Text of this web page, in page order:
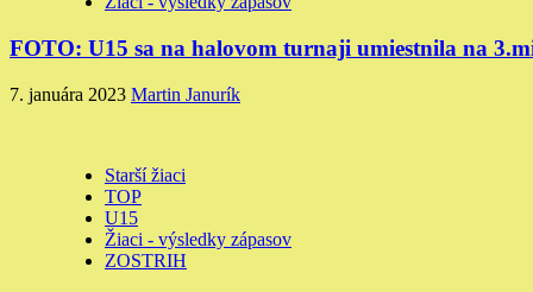
FOTO: U15 sa na halovom turnaji umiestnila na
7. januára 2023 Martin Janurík
Starší žiaci
TOP
U15
Žiaci - výsledky zápasov
ZOSTRIH